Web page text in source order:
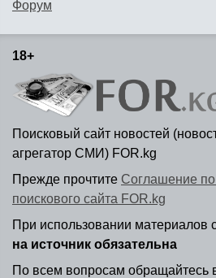
Форум
18+
Поисковый сайт новостей
агрегатор СМИ) FOR.kg
Прежде прочтите Соглашение
поискового сайта FOR.kg
При использовании материалов
на источник обязательна
По всем вопросам обращайтесь